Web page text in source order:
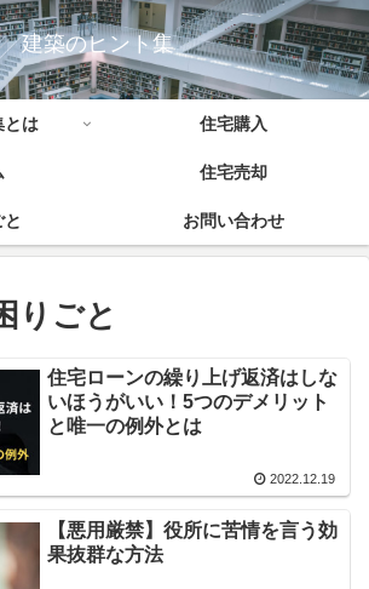
建築のヒント集
とは 住宅購入
住宅売却
と お問い合わせ
りごと
住宅ローンの繰り上げ返済はしな
いほうがいい！5つのデメリット
と唯一の例外とは
2022.12.19
【悪用厳禁】役所に苦情を言う効
果抜群な方法